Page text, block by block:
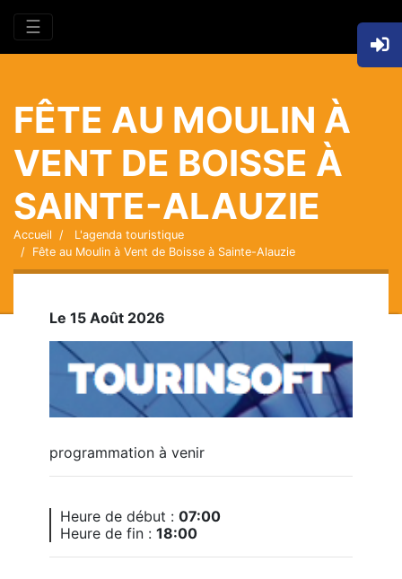
☰
FÊTE AU MOULIN À
VENT DE BOISSE À
SAINTE-ALAUZIE
Accueil
L'agenda touristique
Fête au Moulin à Vent de Boisse à Sainte-Alauzie
Le 15 Août 2026
programmation à venir
Heure de début : 07:00
Heure de fin : 18:00